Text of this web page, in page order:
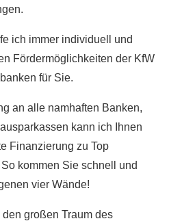
ich immer individuell und
Fördermöglichkeiten der KfW
für Sie.
an alle namhaften Banken,
kann ich Ihnen
Finanzierung zu Top
kommen Sie schnell und
vier Wände!
großen Traum des